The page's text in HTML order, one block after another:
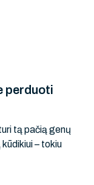
perduoti
tą pačią genų
– tokiu